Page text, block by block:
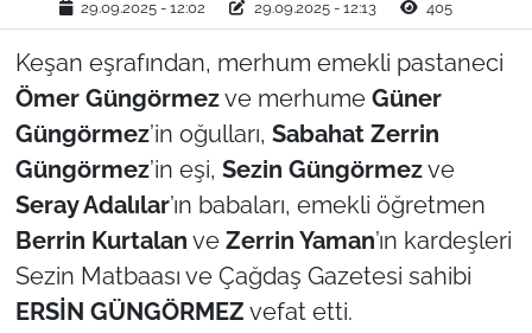
29.09.2025 - 12:02 29.09.2025 - 12:13 405
Keşan eşrafından, merhum emekli pastaneci
Ömer Güngörmezve merhume Güner
Güngörmez’in oğulları, Sabahat Zerrin
Güngörmez’in eşi, Sezin Güngörmezve
Seray Adalılar’ın babaları, emekli öğretmen
Berrin Kurtalan ve Zerrin Yaman’ın kardeşleri
Sezin Matbaası ve Çağdaş Gazetesi sahibi
ERSİN GÜNGÖRMEZ vefat etti.
SPOR
YAŞAM
EDİRNE
TEKİRDAĞ
KIRKLARELİ
ÇANAKKALE